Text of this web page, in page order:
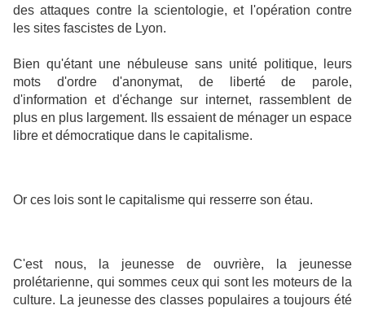
des attaques contre la scientologie, et l'opération contre
les sites fascistes de Lyon.
Bien qu'étant une nébuleuse sans unité politique, leurs
mots d'ordre d'anonymat, de liberté de parole,
d'information et d'échange sur internet, rassemblent de
plus en plus largement. Ils essaient de ménager un espace
libre et démocratique dans le capitalisme.
Or ces lois sont le capitalisme qui resserre son étau.
C'est nous, la jeunesse de ouvrière, la jeunesse
prolétarienne, qui sommes ceux qui sont les moteurs de la
culture. La jeunesse des classes populaires a toujours été